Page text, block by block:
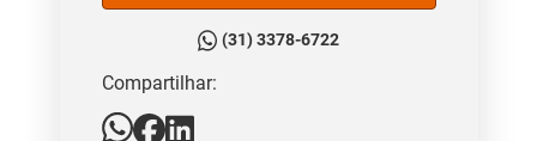
(31) 3378-6722
Compartilhar: